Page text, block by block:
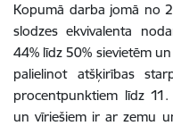
Kopumā darba jomā no
slodzes ekvivalenta
44% līdz 50% sievietēm
palielinot atšķirības
procentpunktiem līdz
un vīriešiem ir ar zemu